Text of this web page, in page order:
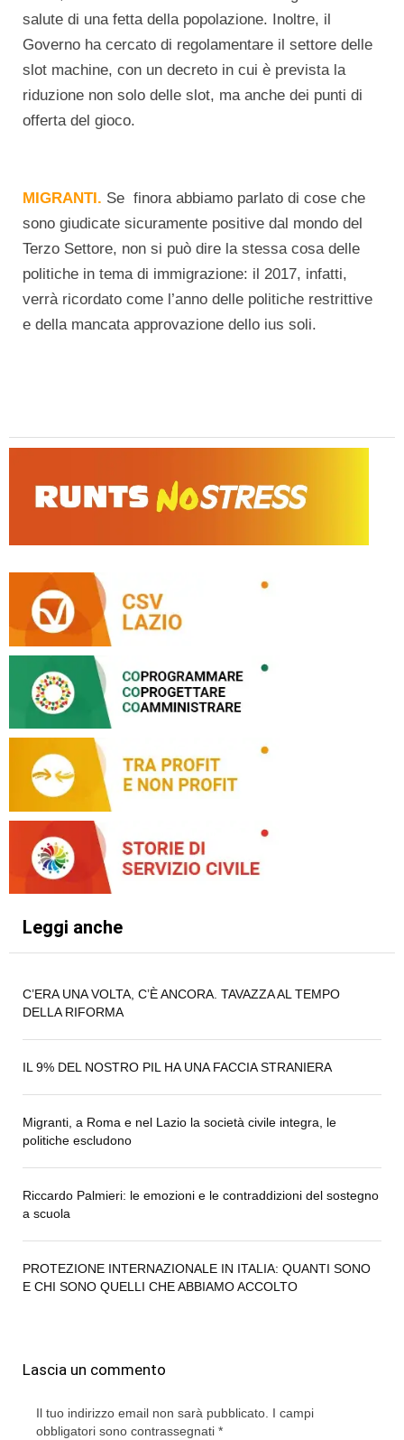
salute di una fetta della popolazione. Inoltre, il
Governo ha cercato di regolamentare il settore delle
slot machine, con un decreto in cui è prevista la
riduzione non solo delle slot, ma anche dei punti di
offerta del gioco.
MIGRANTI. Se finora abbiamo parlato di cose che
sono giudicate sicuramente positive dal mondo del
Terzo Settore, non si può dire la stessa cosa delle
politiche in tema di immigrazione: il 2017, infatti,
verrà ricordato come l’anno delle politiche restrittive
e della mancata approvazione dello ius soli.
Leggi anche
C’ERA UNA VOLTA, C’È ANCORA. TAVAZZA AL TEMPO
DELLA RIFORMA
IL 9% DEL NOSTRO PIL HA UNA FACCIA STRANIERA
Migranti, a Roma e nel Lazio la società civile integra, le
politiche escludono
Riccardo Palmieri: le emozioni e le contraddizioni del sostegno
a scuola
PROTEZIONE INTERNAZIONALE IN ITALIA: QUANTI SONO
E CHI SONO QUELLI CHE ABBIAMO ACCOLTO
Lascia un commento
Il tuo indirizzo email non sarà pubblicato. I campi
obbligatori sono contrassegnati *